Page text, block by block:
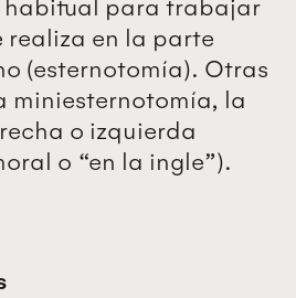
realiza en la parte
(esternotomía). Otras
miniesternotomía, la
o izquierda
o “en la ingle”).